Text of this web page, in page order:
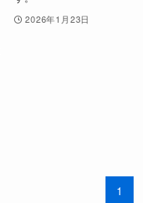
2026年1月23日
1